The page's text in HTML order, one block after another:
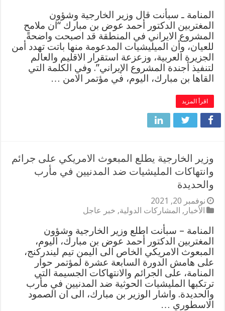
المنامة ـ سبأنت قال وزير الخارجية وشؤون
المغتربين الدكتور أحمد عوض بن مبارك “ان ملامح
المشروع الايراني في المنطقة قد اصبحت واضحةً
للعيان، وأن الميليشيات المدعومة منها باتت تهدد أمن
الجزيرة العربية، وزعزعة استقرار الاقليم والعالم
لتنفيذ أجندة المشروع الإيراني”. وفي الكلمة التي
القاها بن مبارك، اليوم، في مؤتمر الامن …
اقرأ المزيد
وزير الخارجية يطلع المبعوث الامريكي على جرائم
وانتهاكات المليشيات ضد المدنيين في مأرب
والحديدة
نوفمبر 20, 2021
الأخبار , المشاركات الدولية, خبر عاجل
المنامة – سبأنت اطلع وزير الخارجية وشؤون
المغتربين الدكتور أحمد عوض بن مبارك، اليوم،
المبعوث الامريكي الخاص الى اليمن تيم ليندركنج،
على هامش الدورة السابعة عشرة لمؤتمر حوار
المنامة، على الجرائم والانتهاكات الجسيمة التي
ترتكبها المليشيات الحوثية ضد المدنيين في مأرب
والحديدة. واشار الوزير بن مبارك، الى ان الصمود
الاسطوري …